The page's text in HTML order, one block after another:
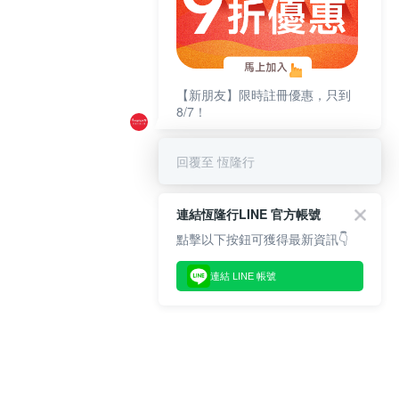
【新朋友】限時註冊優惠，只到
8/7！
回覆至 恆隆行
連結恆隆行LINE 官方帳號
點擊以下按鈕可獲得最新資訊👇
連結 LINE 帳號